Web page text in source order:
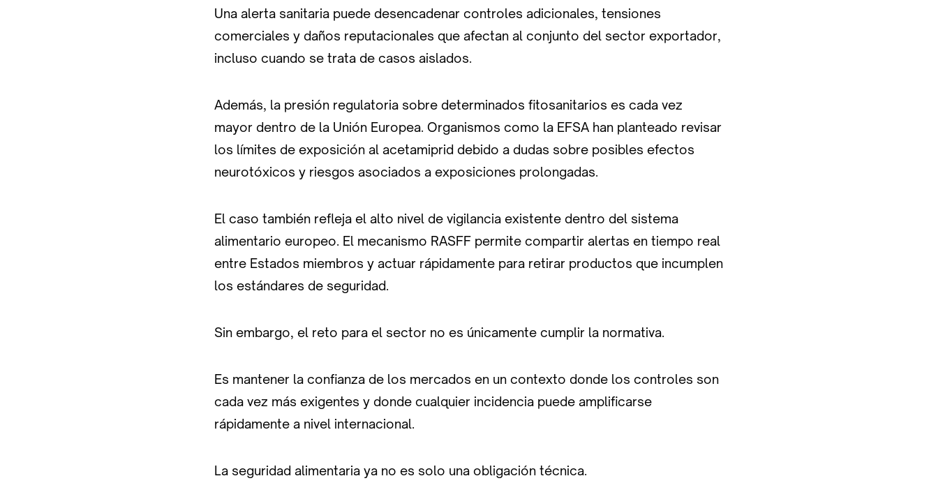
Una alerta sanitaria puede desencadenar controles adicionales, tensiones
comerciales y daños reputacionales que afectan al conjunto del sector exportador,
incluso cuando se trata de casos aislados.
Además, la presión regulatoria sobre determinados fitosanitarios es cada vez
mayor dentro de la Unión Europea. Organismos como la EFSA han planteado revisar
los límites de exposición al acetamiprid debido a dudas sobre posibles efectos
neurotóxicos y riesgos asociados a exposiciones prolongadas.
El caso también refleja el alto nivel de vigilancia existente dentro del sistema
alimentario europeo. El mecanismo RASFF permite compartir alertas en tiempo real
entre Estados miembros y actuar rápidamente para retirar productos que incumplen
los estándares de seguridad.
Sin embargo, el reto para el sector no es únicamente cumplir la normativa.
Es mantener la confianza de los mercados en un contexto donde los controles son
cada vez más exigentes y donde cualquier incidencia puede amplificarse
rápidamente a nivel internacional.
La seguridad alimentaria ya no es solo una obligación técnica.